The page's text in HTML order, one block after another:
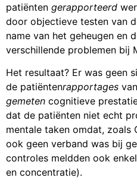
patiënten gerapporteerd
door objectieve testen van
name van het geheugen en
verschillende problemen bij
Het resultaat? Er was geen
de patiëntenrapportages
gemeten cognitieve
dat de patiënten niet echt
mentale taken omdat, zoals
ook geen verband was bij
controles meldden ook
en concentratie).